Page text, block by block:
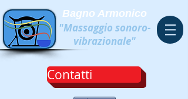
Bagno Armonico
"Massaggio sonoro-
vibrazionale"
Contatti